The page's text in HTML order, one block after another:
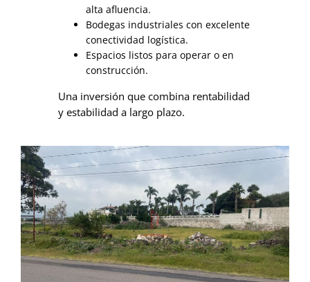
alta afluencia.
Bodegas industriales con excelente
conectividad logística.
Espacios listos para operar o en
construcción.
Una inversión que combina rentabilidad
y estabilidad a largo plazo.